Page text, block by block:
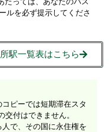
ルを必ず提示してくださ
駅一覧表はこちら
ピーでは短期滞在スタ
付はできません。
で、その国に永住権を